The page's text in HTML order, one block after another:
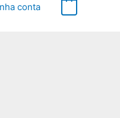
conta